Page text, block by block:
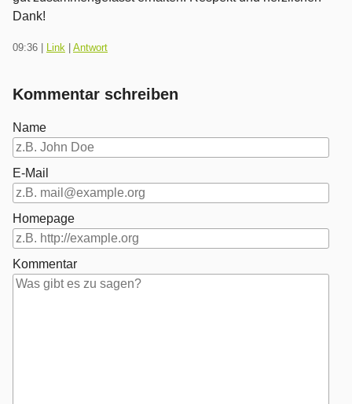
Dank!
09:36 Link Antwort
Kommentar schreiben
Name
E-Mail
Homepage
Kommentar